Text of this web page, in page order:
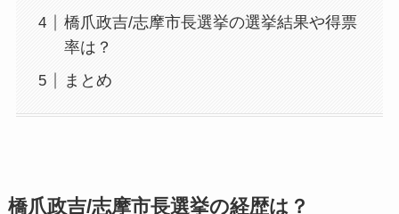
橋爪政吉/志摩市長選挙の選挙結果や得票
率は？
まとめ
橋爪政吉/志摩市長選挙の経歴は？